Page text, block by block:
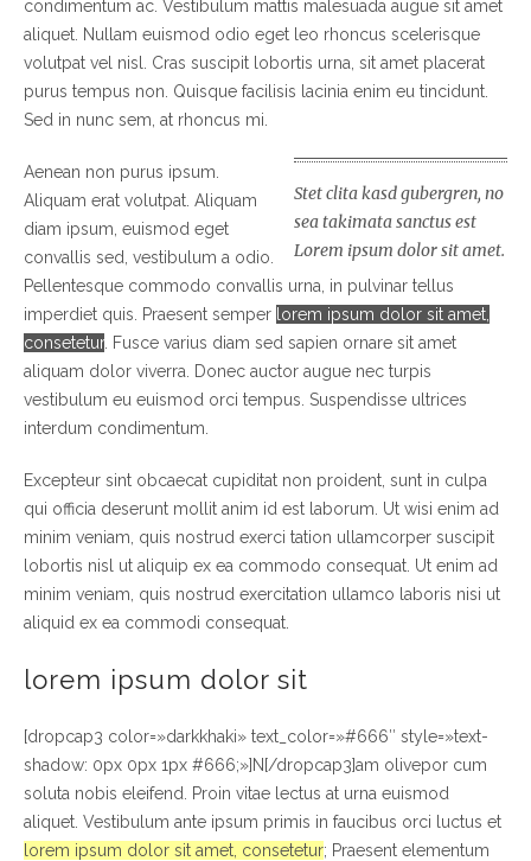
condimentum ac. Vestibulum mattis malesuada augue sit amet
aliquet. Nullam euismod odio eget leo rhoncus scelerisque
volutpat vel nisl. Cras suscipit lobortis urna, sit amet placerat
purus tempus non. Quisque facilisis lacinia enim eu tincidunt.
Sed in nunc sem, at rhoncus mi.
Stet clita kasd gubergren, no
sea takimata sanctus est
Lorem ipsum dolor sit amet.
Aenean non purus ipsum.
Aliquam erat volutpat. Aliquam
diam ipsum, euismod eget
convallis sed, vestibulum a odio.
Pellentesque commodo convallis urna, in pulvinar tellus
imperdiet quis. Praesent semper lorem ipsum dolor sit amet,
consetetur . Fusce varius diam sed sapien ornare sit amet
aliquam dolor viverra. Donec auctor augue nec turpis
vestibulum eu euismod orci tempus. Suspendisse ultrices
interdum condimentum.
Excepteur sint obcaecat cupiditat non proident, sunt in culpa
qui officia deserunt mollit anim id est laborum. Ut wisi enim ad
minim veniam, quis nostrud exerci tation ullamcorper suscipit
lobortis nisl ut aliquip ex ea commodo consequat. Ut enim ad
minim veniam, quis nostrud exercitation ullamco laboris nisi ut
aliquid ex ea commodi consequat.
lorem ipsum dolor sit
[dropcap3 color=»darkkhaki» text_color=»#666″ style=»text-
shadow: 0px 0px 1px #666;»]N[/dropcap3]am olivepor cum
soluta nobis eleifend. Proin vitae lectus at urna euismod
aliquet. Vestibulum ante ipsum primis in faucibus orci luctus et
lorem ipsum dolor sit amet, consetetur; Praesent elementum